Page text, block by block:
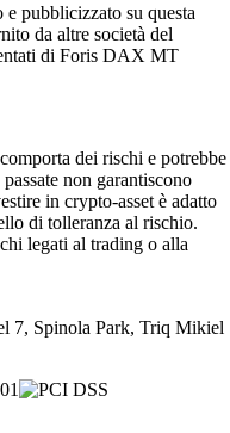
pubblicizzato su questa
da altre società del
di Foris DAX MT
dei rischi e potrebbe
non garantiscono
in crypto-asset è adatto
di tolleranza al rischio.
legati al trading o alla
7, Spinola Park, Triq Mikiel